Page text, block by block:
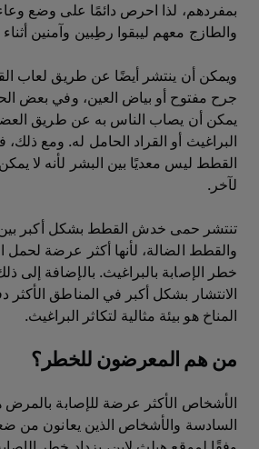
بمفردهم، لذا احرص دائمًا على وضع
والطازج معهم ليبقوا رطِبين وآمنين
ويمكن أن ينتشر أيضًا عن طريق لعاب
جرح مفتوح أو بياض العين، وفي بعض
يمكن أن يصاب الناس به عن طريق
البراغيث أو القراد الحامل له. ومع
القطط ليس معديًا بين البشر لأنه لا
لآخر.
تنتشر حمى خدش القطط بشكل أكبر
والقطط الضالة، لأنها أكثر عرضة لحمل
خطر الإصابة بالبراغيث. بالإضافة إلى
الانتشار بشكل أكبر في المناطق الأكثر
المناخ هو بيئة مثالية لتكاثر البراغيث.
من هم المعرضون للخطر؟
الأشخاص الأكثر عرضة للإصابة
السادسة والأشخاص الذين يعانون من